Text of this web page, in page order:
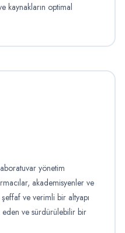
kaynakların optimal
yönetim
akademisyenler ve
ve verimli bir altyapı
eden ve sürdürülebilir bir